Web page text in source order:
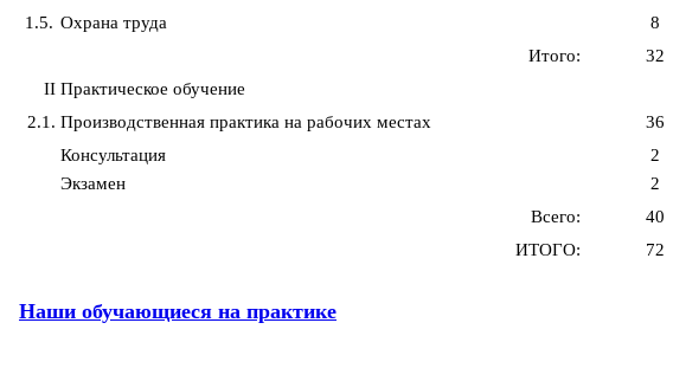
1.5. Охрана труда
8
Итого:
32
II Практическое обучение
2.1. Производственная практика на рабочих местах
36
Консультация
Экзамен
2
2
Всего:
40
ИТОГО:
72
Наши обучающиеся на практике